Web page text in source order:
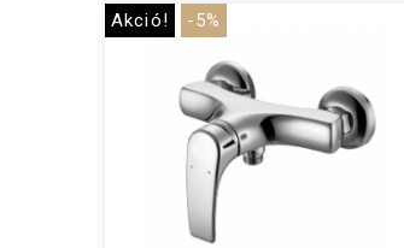
Akció! -5%